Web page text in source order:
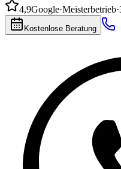
4,9Google·Meisterbetrieb·
Kostenlose Beratung